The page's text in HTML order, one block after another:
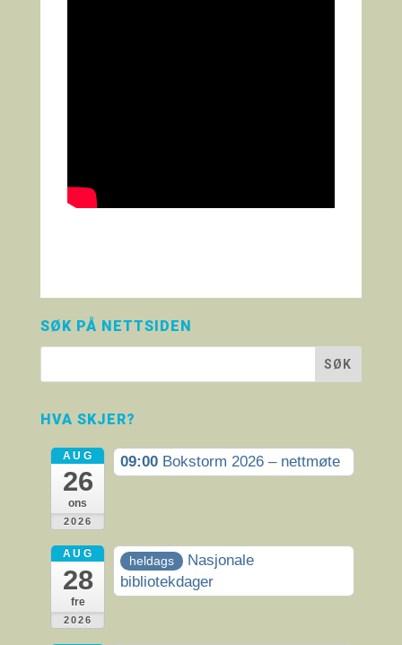
SØK PÅ NETTSIDEN
HVA SKJER?
AUG
26
ons
2026
09:00 Bokstorm 2026 – nettmøte
AUG
28
fre
2026
heldags
Nasjonale
bibliotekdager